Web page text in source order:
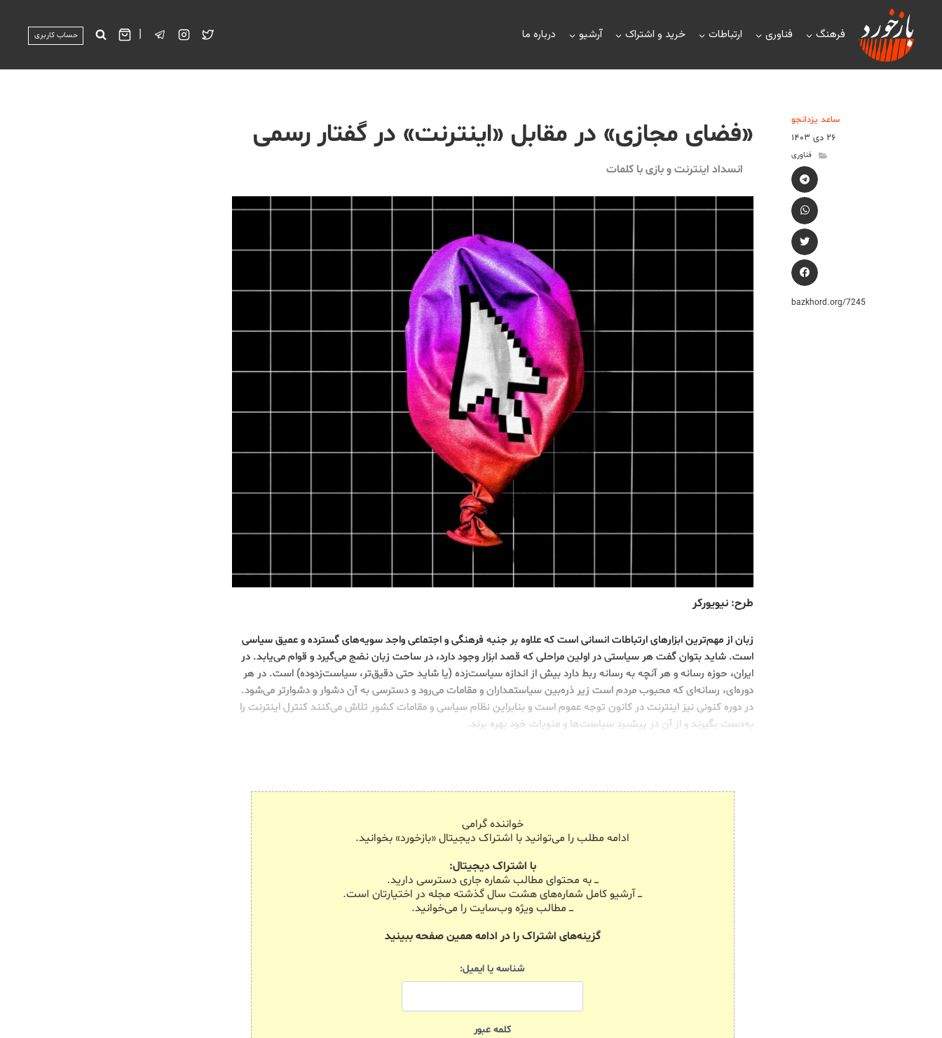
فرهنگ فناوری ارتباطات خرید و اشتراک آرشیو درباره ما | حساب کاربری
ساعد یزدانجو
۲۶ دی ۱۴۰۳
فناوری
bazkhord.org/7245
«فضای مجازی» در مقابل «اینترنت» در گفتار رسمی
انسداد اینترنت و بازی با کلمات
طرح: نیویورکر
زبان از مهم‌ترین ابزارهای ارتباطات انسانی است که علاوه بر جنبه فرهنگی و اجتماعی واجد سویه‌های گسترده و عمیق سیاسی
است. شاید بتوان گفت هر سیاستی در اولین مراحلی که قصد ابزار وجود دارد، در ساحت زبان نضج می‌گیرد و قوام می‌یابد. در
ایران، حوزه رسانه و هر آنچه به رسانه ربط دارد بیش از اندازه سیاست‌زده (یا شاید حتی دقیق‌تر، سیاست‌زدوده) است. در هر
دوره‌ای، رسانه‌ای که محبوب مردم است زیر ذره‌بین سیاستمداران و مقامات می‌رود و دسترسی به آن دشوار و دشوارتر می‌شود.
در دوره کنونی نیز اینترنت در کانون توجه عموم است و بنابراین نظام سیاسی و مقامات کشور تلاش می‌کنند کنترل اینترنت را
به‌دست بگیرند و از آن در پیشبرد سیاست‌ها و منویات خود بهره برند.
خواننده گرامی
ادامه مطلب را می‌توانید با اشتراک دیجیتال «بازخورد» بخوانید.
با اشتراک دیجیتال:
ـــ به محتوای مطالب شماره جاری دسترسی دارید.
ـــ آرشیو کامل شماره‌های هشت سال گذشته مجله در اختیارتان است.
ـــ مطالب ویژه وب‌سایت را می‌خوانید.
گزینه‌های اشتراک را در ادامه همین صفحه ببینید
شناسه یا ایمیل:
کلمه عبور